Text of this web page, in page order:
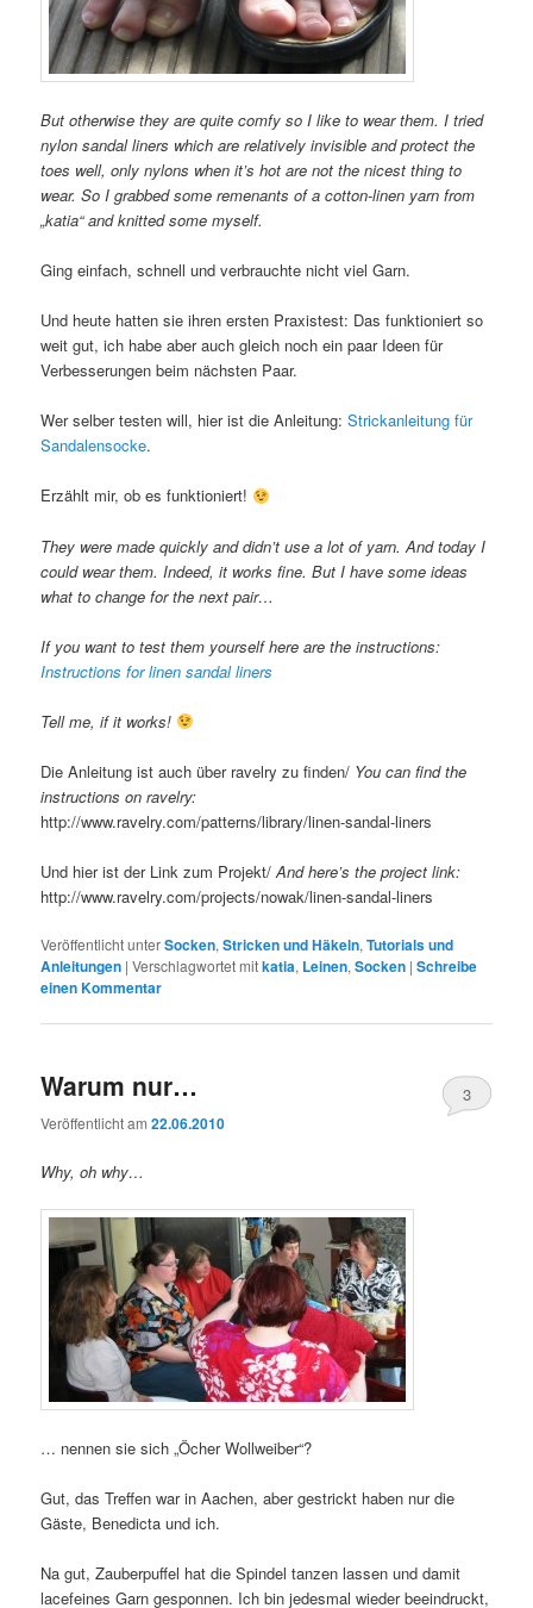
But otherwise they are quite comfy so I like to wear them. I tried
nylon sandal liners which are relatively invisible and protect the
toes well, only nylons when it’s hot are not the nicest thing to
wear. So I grabbed some remenants of a cotton-linen yarn from
„katia“ and knitted some myself.
Ging einfach, schnell und verbrauchte nicht viel Garn.
Und heute hatten sie ihren ersten Praxistest: Das funktioniert so
weit gut, ich habe aber auch gleich noch ein paar Ideen für
Verbesserungen beim nächsten Paar.
Wer selber testen will, hier ist die Anleitung:Strickanleitung für
Sandalensocke.
Erzählt mir, ob es funktioniert!
They were made quickly and didn’t use a lot of yarn. And today I
could wear them. Indeed, it works fine. But I have some ideas
what to change for the next pair…
If you want to test them yourself here are the instructions:
Instructions for linen sandal liners
Tell me, if it works!
Die Anleitung ist auch über ravelry zu finden/ You can find the
instructions on ravelry:
http://www.ravelry.com/patterns/library/linen-sandal-liners
Und hier ist der Link zum Projekt/And here’s the project link:
http://www.ravelry.com/projects/nowak/linen-sandal-liners
Veröffentlicht unterSocken,Stricken und Häkeln,Tutorials und
Anleitungen |Verschlagwortet mitkatia, Leinen,Socken |Schreibe
einen Kommentar
Warum nur…
Veröffentlicht am22.06.2010
3
Why, oh why…
… nennen sie sich „Öcher Wollweiber“?
Gut, das Treffen war in Aachen, aber gestrickt haben nur die
Gäste, Benedicta und ich.
Na gut, Zauberpuffel hat die Spindel tanzen lassen und damit
lacefeines Garn gesponnen. Ich bin jedesmal wieder beeindruckt,